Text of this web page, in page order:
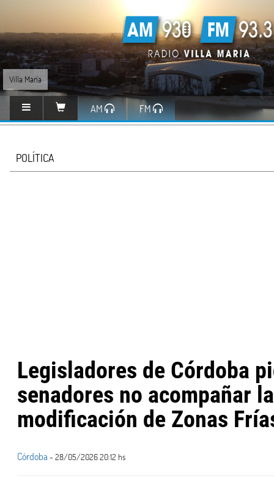
Villa María
AM FM
POLÍTICA
Legisladores de Córdoba
senadores no acompañar la
modificación de Zonas
Córdoba - 28/05/2026 20:12 hs